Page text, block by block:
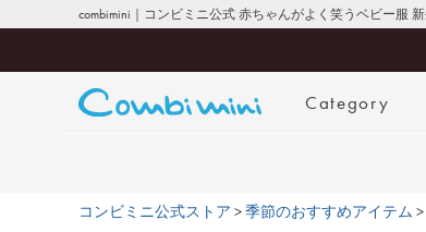
combimini｜コンビミニ公式 赤ちゃんがよく笑うベビー服
Category
コンビミニ公式ストア 季節のおすすめアイテム